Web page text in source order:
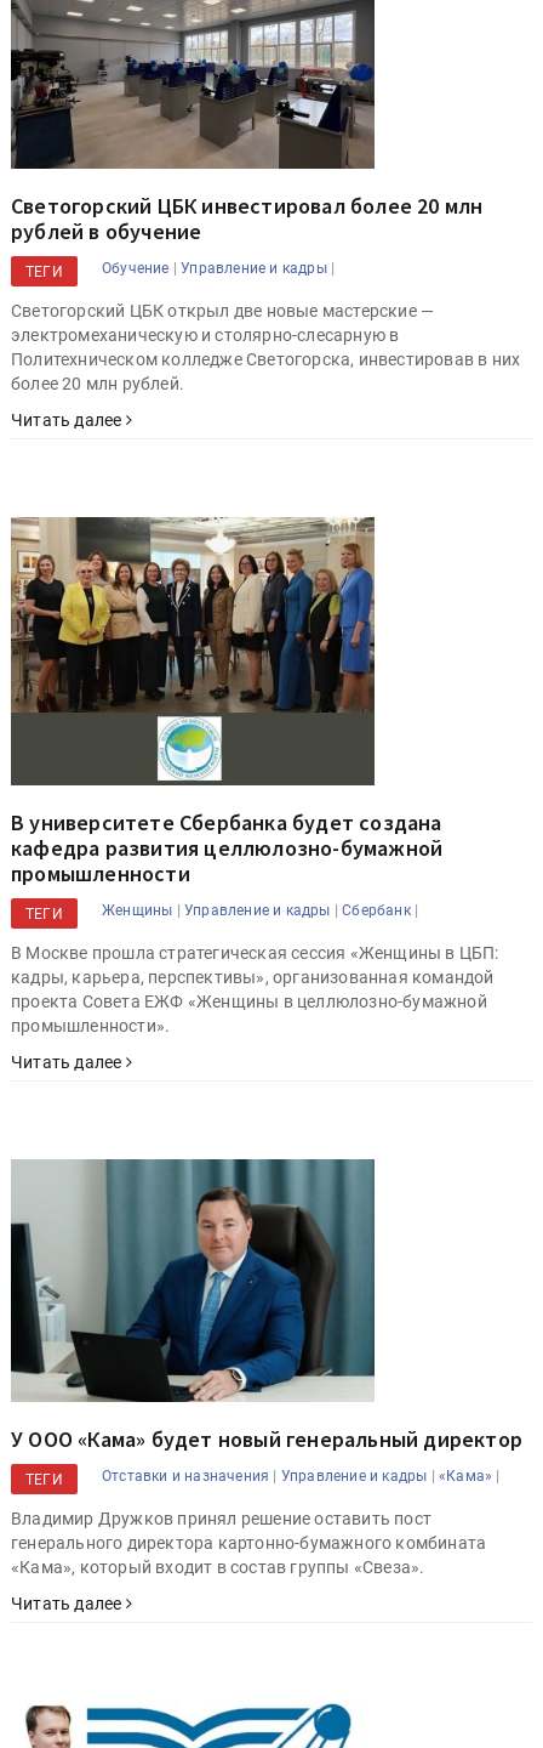
Светогорский ЦБК инвестировал более 20 млн
рублей в обучение
ТЕГИ Обучение |Управление и кадры|
Светогорский ЦБК открыл две новые мастерские —
электромеханическую и столярно-слесарную в
Политехническом колледже Светогорска, инвестировав в них
более 20 млн рублей.
Читать далее
В университете Сбербанка будет создана
кафедра развития целлюлозно-бумажной
промышленности
ТЕГИ Женщины |Управление и кадры |Сбербанк|
В Москве прошла стратегическая сессия «Женщины в ЦБП:
кадры, карьера, перспективы», организованная командой
проекта Совета ЕЖФ «Женщины в целлюлозно-бумажной
промышленности».
Читать далее
У ООО «Кама» будет новый генеральный директор
ТЕГИ Отставки и назначения | Управление и кадры |«Кама» |
Владимир Дружков принял решение оставить пост
генерального директора картонно-бумажного комбината
«Кама», который входит в состав группы «Свеза».
Читать далее